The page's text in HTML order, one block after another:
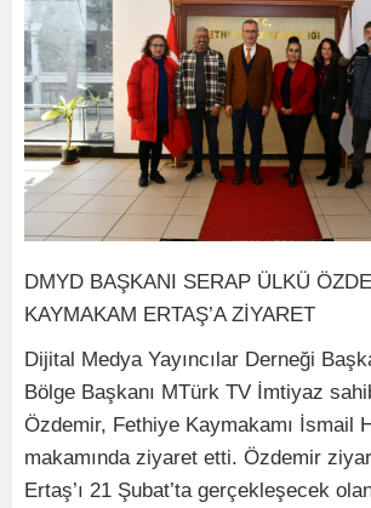
DMYD BAŞKANI SERAP ÜLKÜ
KAYMAKAM ERTAŞ’A ZİYARET
Dijital Medya Yayıncılar Derneği
Bölge Başkanı MTürk TV İmtiyaz
Özdemir, Fethiye Kaymakamı İsmail
makamında ziyaret etti. Özdemir
Ertaş’ı 21 Şubat’ta gerçekleşecek